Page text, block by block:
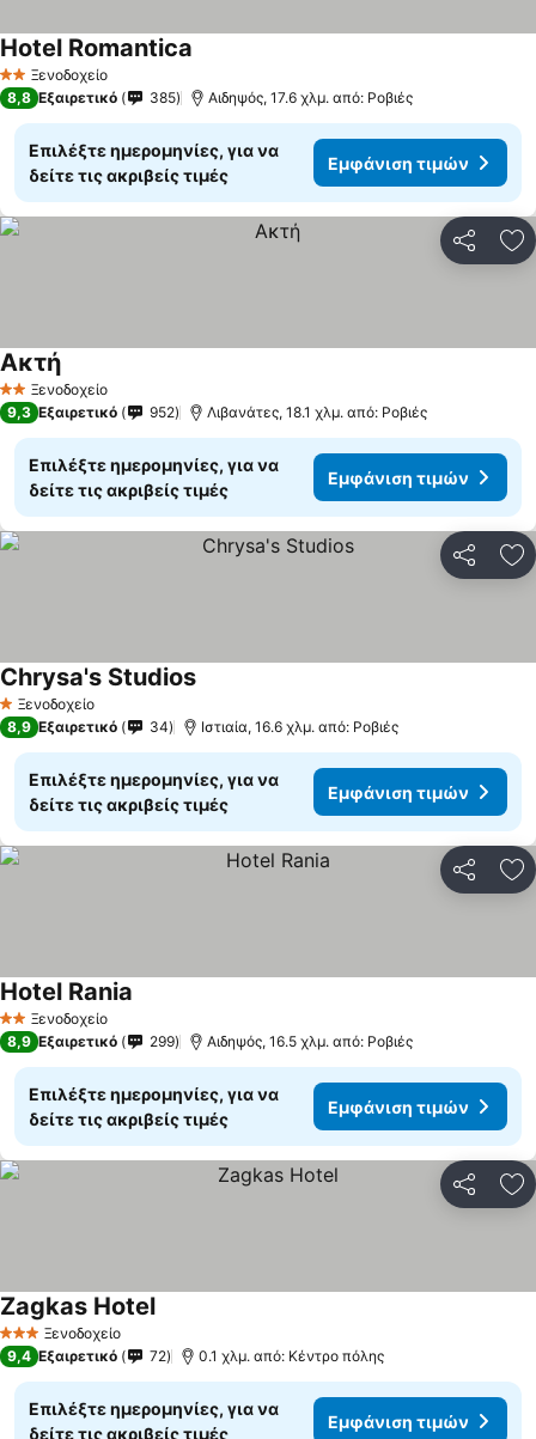
2 ΑστέριαΞενοδοχείο
Hotel Romantica
8,8 Εξαιρετικό 385 Αιδηψός, 17.6 χλμ. από: Ροβιές
Επιλέξτε ημερομηνίες, για να
δείτε τις ακριβείς τιμές
Εμφάνιση τιμών
2 ΑστέριαΞενοδοχείο
Ακτή
9,3 Εξαιρετικό 952 Λιβανάτες, 18.1 χλμ. από: Ροβιές
Επιλέξτε ημερομηνίες, για να
δείτε τις ακριβείς τιμές
Εμφάνιση τιμών
1 Αστέρια
Ξενοδοχείο
Chrysa's Studios
8,9 Εξαιρετικό 34 Ιστιαία, 16.6 χλμ. από: Ροβιές
Επιλέξτε ημερομηνίες, για να
δείτε τις ακριβείς τιμές
Εμφάνιση τιμών
2 ΑστέριαΞενοδοχείο
Hotel Rania
8,9 Εξαιρετικό 299 Αιδηψός, 16.5 χλμ. από: Ροβιές
Επιλέξτε ημερομηνίες, για να
δείτε τις ακριβείς τιμές
Εμφάνιση τιμών
3 ΑστέριαΞενοδοχείο
Zagkas Hotel
9,4 Εξαιρετικό 72 0.1 χλμ. από: Κέντρο πόλης
Επιλέξτε ημερομηνίες, για να
δείτε τις ακριβείς τιμές
Εμφάνιση τιμών